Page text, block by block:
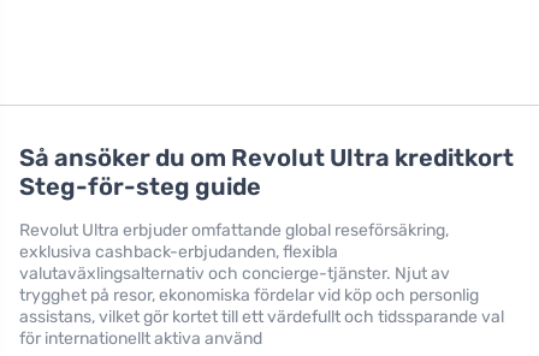
Så ansöker du om Revolut Ultra kreditkort
Steg-för-steg guide
Revolut Ultra erbjuder omfattande global reseförsäkring,
exklusiva cashback-erbjudanden, flexibla
valutaväxlingsalternativ och concierge-tjänster. Njut av
trygghet på resor, ekonomiska fördelar vid köp och personlig
assistans, vilket gör kortet till ett värdefullt och tidssparande val
för internationellt aktiva använd